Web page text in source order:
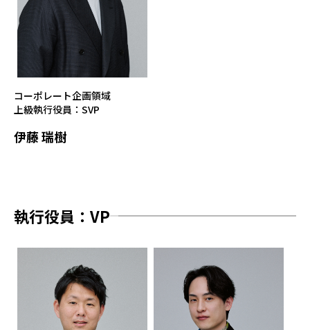
コーポレート企画領域
上級執行役員：SVP
伊藤 瑞樹
執行役員：VP